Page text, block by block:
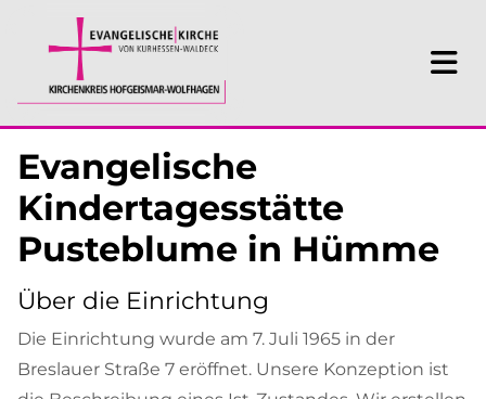
Evangelische
Kindertagesstätte
Pusteblume in Hümme
Über die Einrichtung
Die Einrichtung wurde am 7. Juli 1965 in der
Breslauer Straße 7 eröffnet. Unsere Konzeption ist